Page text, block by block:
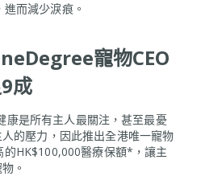
而減少淚痕。
寵物CEO
成
是所有主人最關注，甚至最憂
的壓力，因此推出全港唯一寵物
HK$100,000醫療保額*，讓主
。